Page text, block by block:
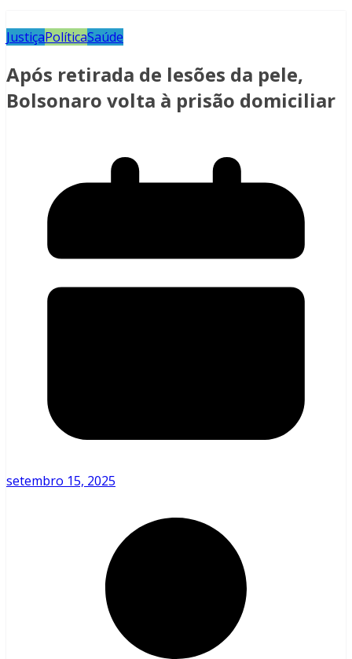
JustiçaPolíticaSaúde
Após retirada de lesões da pele,
Bolsonaro volta à prisão domiciliar
setembro 15, 2025